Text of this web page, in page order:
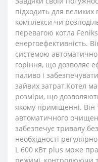
підходить для
комплекси чи
перевагою котла
енергоефективність.
системою
горіння, що дозволяє
паливо і
зайвих затрат.Котел
розміри, що
якому приміщенні.
автоматичного
забезпечує тривалу
необхідності
L 600 кВт plus може
режимі, контролюючи